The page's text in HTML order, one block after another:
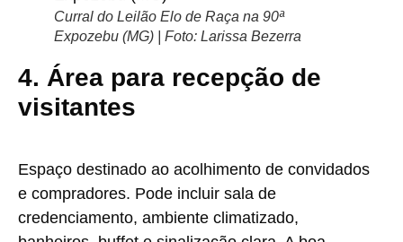
Curral do Leilão Elo de Raça na 90ª
Expozebu (MG) | Foto: Larissa Bezerra
4. Área para recepção de
visitantes
Espaço destinado ao acolhimento de convidados
e compradores. Pode incluir sala de
credenciamento, ambiente climatizado,